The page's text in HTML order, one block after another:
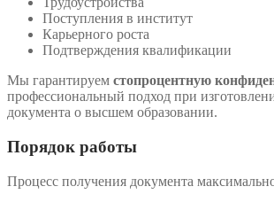
Поступления в институт
Карьерного роста
Подтверждения квалификации
Мы гарантируем стопроцентную
профессиональный подход при
документа о высшем образовании.
Порядок работы
Процесс получения документа